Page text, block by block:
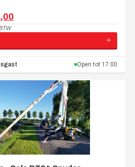
Open tot 17:00